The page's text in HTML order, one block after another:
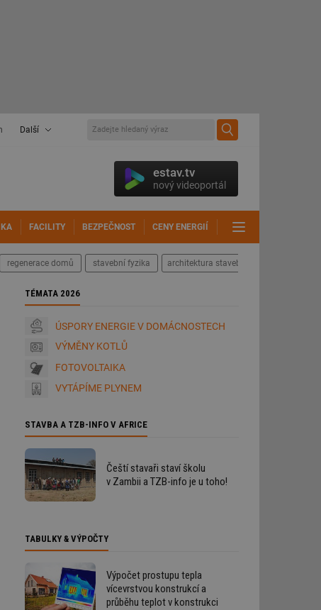
Další
estav.tv
nový videoportál
FACILITY BEZPEČNOST CENY ENERGIÍ
regenerace domů stavební fyzika architektura staveb
TÉMATA 2026
ÚSPORY ENERGIE V DOMÁCNOSTECH
VÝMĚNY KOTLŮ
FOTOVOLTAIKA
VYTÁPÍME PLYNEM
STAVBA A TZB-INFO V AFRICE
Čeští stavaři staví školu
v Zambii a TZB-info je u toho!
TABULKY & VÝPOČTY
Výpočet prostupu tepla
vícevrstvou konstrukcí a
průběhu teplot v konstrukci